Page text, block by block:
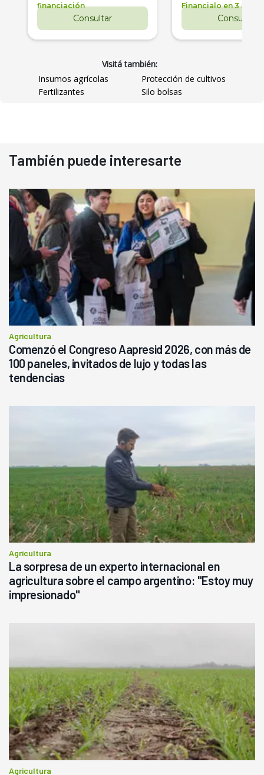
financiación
Consultar
Financialo en 3 años
Consultar
Visitá también:
Insumos agrícolas
Protección de cultivos
Fertilizantes
Silo bolsas
También puede interesarte
Agricultura
Comenzó el Congreso Aapresid 2026, con más de
100 paneles, invitados de lujo y todas las
tendencias
Agricultura
La sorpresa de un experto internacional en
agricultura sobre el campo argentino: "Estoy muy
impresionado"
Agricultura